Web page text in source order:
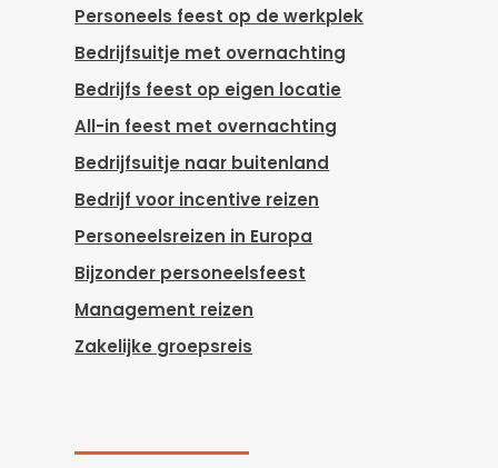
Personeels feest op de werkplek
Bedrijfsuitje met overnachting
Bedrijfs feest op eigen locatie
All-in feest met overnachting
Bedrijfsuitje naar buitenland
Bedrijf voor incentive reizen
Personeelsreizen in Europa
Bijzonder personeelsfeest
Management reizen
Zakelijke groepsreis